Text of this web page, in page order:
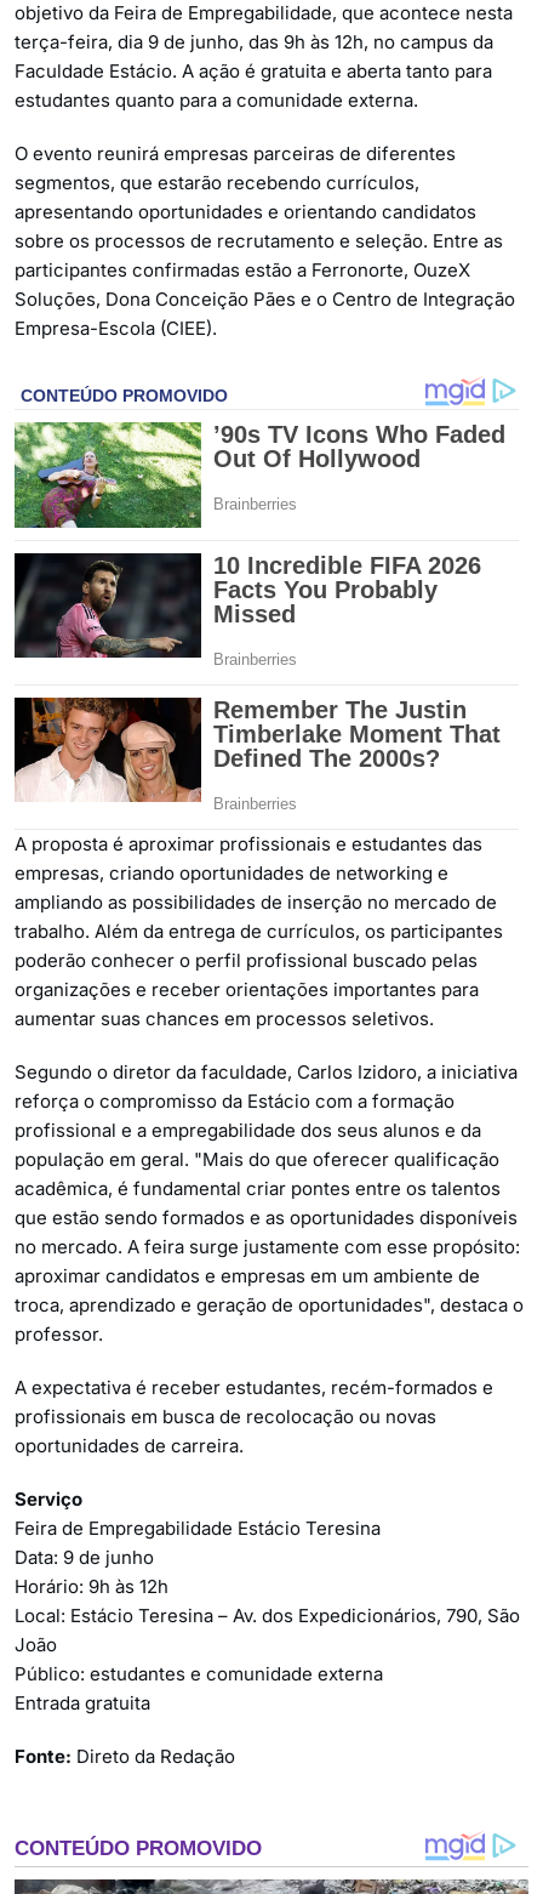
objetivo da Feira de Empregabilidade, que acontece nesta
terça-feira, dia 9 de junho, das 9h às 12h, no campus da
Faculdade Estácio. A ação é gratuita e aberta tanto para
estudantes quanto para a comunidade externa.
O evento reunirá empresas parceiras de diferentes
segmentos, que estarão recebendo currículos,
apresentando oportunidades e orientando candidatos
sobre os processos de recrutamento e seleção. Entre as
participantes confirmadas estão a Ferronorte, OuzeX
Soluções, Dona Conceição Pães e o Centro de Integração
Empresa-Escola (CIEE).
A proposta é aproximar profissionais e estudantes das
empresas, criando oportunidades de networking e
ampliando as possibilidades de inserção no mercado de
trabalho. Além da entrega de currículos, os participantes
poderão conhecer o perfil profissional buscado pelas
organizações e receber orientações importantes para
aumentar suas chances em processos seletivos.
Segundo o diretor da faculdade, Carlos Izidoro, a iniciativa
reforça o compromisso da Estácio com a formação
profissional e a empregabilidade dos seus alunos e da
população em geral. "Mais do que oferecer qualificação
acadêmica, é fundamental criar pontes entre os talentos
que estão sendo formados e as oportunidades disponíveis
no mercado. A feira surge justamente com esse propósito:
aproximar candidatos e empresas em um ambiente de
troca, aprendizado e geração de oportunidades", destaca o
professor.
A expectativa é receber estudantes, recém-formados e
profissionais em busca de recolocação ou novas
oportunidades de carreira.
Serviço
Feira de Empregabilidade Estácio Teresina
Data: 9 de junho
Horário: 9h às 12h
Local: Estácio Teresina – Av. dos Expedicionários, 790, São
João
Público: estudantes e comunidade externa
Entrada gratuita
Fonte: Direto da Redação